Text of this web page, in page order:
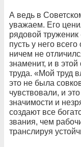
А ведь в
уважаем. Его
рядовой труженик
пусть у него
ничем не
знаменит, и в этой
труда. «Мой труд
это не была
чувствовали, и
значимости и
создают все
звания, чем
транслируя